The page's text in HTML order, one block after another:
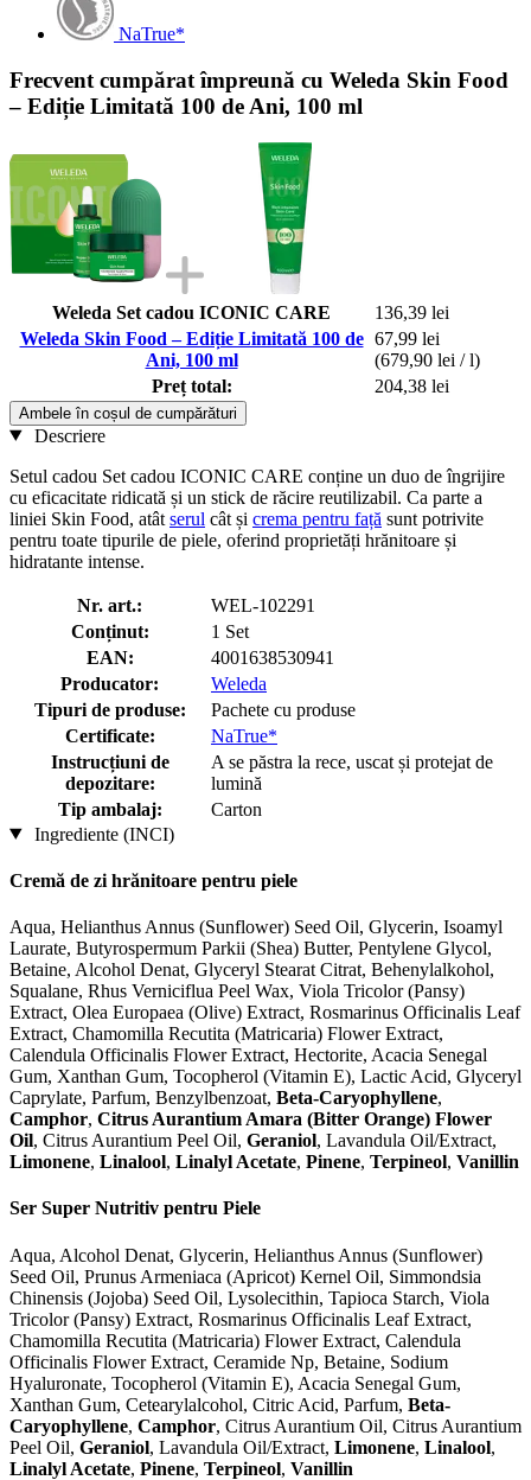
NaTrue*
Frecvent cumpărat împreună cu Weleda Skin Food
– Ediție Limitată 100 de Ani, 100 ml
Weleda Set cadou ICONIC CARE
136,39 lei
Weleda Skin Food – Ediție Limitată 100 de
Ani, 100 ml
67,99 lei
(679,90 lei / l)
Preț total:
204,38 lei
Ambele în coșul de cumpărături
Descriere
Setul cadou Set cadou ICONIC CARE conține un duo de îngrijire
cu eficacitate ridicată și un stick de răcire reutilizabil. Ca parte a
liniei Skin Food, atât serul cât și crema pentru față sunt potrivite
pentru toate tipurile de piele, oferind proprietăți hrănitoare și
hidratante intense.
Nr. art.:
WEL-102291
Conținut:
1 Set
EAN:
4001638530941
Producator:
Weleda
Tipuri de produse:
Pachete cu produse
Certificate:
NaTrue*
Instrucțiuni de
depozitare:
A se păstra la rece, uscat și protejat de
lumină
Tip ambalaj:
Carton
Ingrediente (INCI)
Cremă de zi hrănitoare pentru piele
Aqua, Helianthus Annus (Sunflower) Seed Oil, Glycerin, Isoamyl
Laurate, Butyrospermum Parkii (Shea) Butter, Pentylene Glycol,
Betaine, Alcohol Denat, Glyceryl Stearat Citrat, Behenylalkohol,
Squalane, Rhus Verniciflua Peel Wax, Viola Tricolor (Pansy)
Extract, Olea Europaea (Olive) Extract, Rosmarinus Officinalis Leaf
Extract, Chamomilla Recutita (Matricaria) Flower Extract,
Calendula Officinalis Flower Extract, Hectorite, Acacia Senegal
Gum, Xanthan Gum, Tocopherol (Vitamin E), Lactic Acid, Glyceryl
Caprylate, Parfum, Benzylbenzoat, Beta-Caryophyllene,
Camphor, Citrus Aurantium Amara (Bitter Orange) Flower
Oil, Citrus Aurantium Peel Oil, Geraniol, Lavandula Oil/Extract,
Limonene, Linalool, Linalyl Acetate, Pinene, Terpineol, Vanillin
Ser Super Nutritiv pentru Piele
Aqua, Alcohol Denat, Glycerin, Helianthus Annus (Sunflower)
Seed Oil, Prunus Armeniaca (Apricot) Kernel Oil, Simmondsia
Chinensis (Jojoba) Seed Oil, Lysolecithin, Tapioca Starch, Viola
Tricolor (Pansy) Extract, Rosmarinus Officinalis Leaf Extract,
Chamomilla Recutita (Matricaria) Flower Extract, Calendula
Officinalis Flower Extract, Ceramide Np, Betaine, Sodium
Hyaluronate, Tocopherol (Vitamin E), Acacia Senegal Gum,
Xanthan Gum, Cetearylalcohol, Citric Acid, Parfum, Beta-
Caryophyllene, Camphor, Citrus Aurantium Oil, Citrus Aurantium
Peel Oil, Geraniol, Lavandula Oil/Extract, Limonene, Linalool,
Linalyl Acetate, Pinene, Terpineol, Vanillin